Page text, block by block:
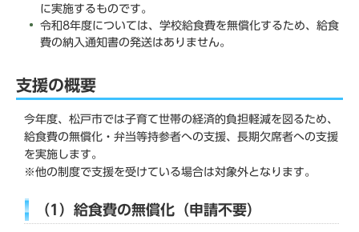
に実施するものです。
令和8年度については、学校給食費を無償化するため、給食
費の納入通知書の発送はありません。
支援の概要
今年度、松戸市では子育て世帯の経済的負担軽減を図るため、
給食費の無償化・弁当等持参者への支援、長期欠席者への支援
を実施します。
※他の制度で支援を受けている場合は対象外となります。
（1）給食費の無償化（申請不要）